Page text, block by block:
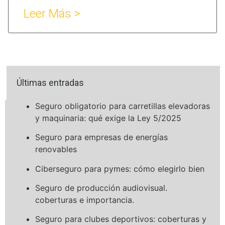
Leer Más >
Últimas entradas
Seguro obligatorio para carretillas elevadoras
y maquinaria: qué exige la Ley 5/2025
Seguro para empresas de energías
renovables
Ciberseguro para pymes: cómo elegirlo bien
Seguro de producción audiovisual.
coberturas e importancia.
Seguro para clubes deportivos: coberturas y